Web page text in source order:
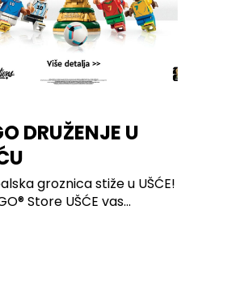
DRUŽENJE U
groznica stiže u UŠĆE!
Store UŠĆE vas...